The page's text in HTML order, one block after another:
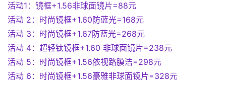
活动1：镜框+1.56非球面镜片=88元
活动 2：时尚镜框+1.60防蓝光=168元
活动 3：时尚镜框+1.67防蓝光=268元
活动 4：超轻钛镜框+1.60 非球面镜片=238元
活动 5：时尚镜框+1.56依视路膜洁=298元
活动 6：时尚镜框+1.56豪雅非球面镜片=328元